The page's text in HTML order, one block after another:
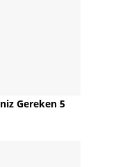
Gereken 5